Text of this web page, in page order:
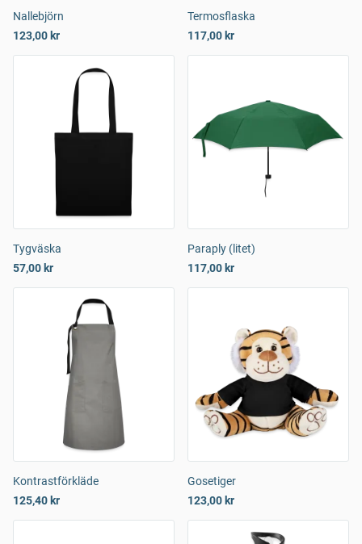
Nallebjörn
123,00 kr
Termosflaska
117,00 kr
Tygväska
57,00 kr
Paraply (litet)
117,00 kr
Kontrastförkläde
125,40 kr
Gosetiger
123,00 kr